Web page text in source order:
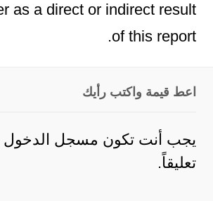
as a direct or indirect result
of this report.
اعط قيمة واكتب رأيك
يجب أنت تكون مسجل الدخول
تعليقاً.